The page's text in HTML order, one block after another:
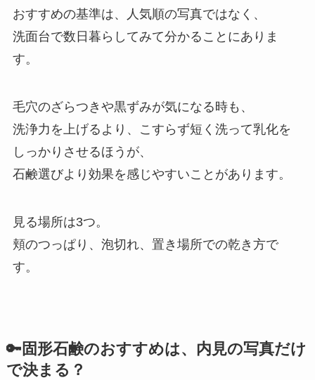
おすすめの基準は、人気順の写真ではなく、
洗面台で数日暮らしてみて分かることにありま
す。
毛穴のざらつきや黒ずみが気になる時も、
洗浄力を上げるより、こすらず短く洗って乳化を
しっかりさせるほうが、
石鹸選びより効果を感じやすいことがあります。
見る場所は3つ。
頬のつっぱり、泡切れ、置き場所での乾き方で
す。
🔑固形石鹸のおすすめは、内見の写真だけ
で決まる？